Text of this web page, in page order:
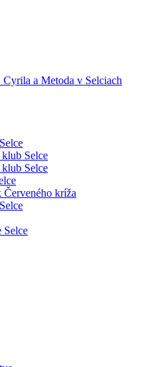
Cyrila a Metoda v Selciach
Selce
Selce
kríža
Selce